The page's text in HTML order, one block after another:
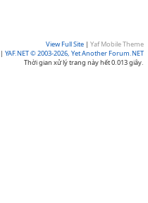
View Full Site | Yaf Mobile Theme
| YAF.NET © 2003-2026, Yet Another Forum.NET
Thời gian xử lý trang này hết 0.013 giây.